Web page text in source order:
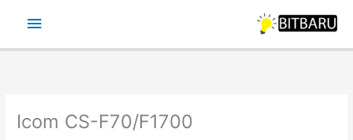
Menu
principal
Icom CS-F70/F1700